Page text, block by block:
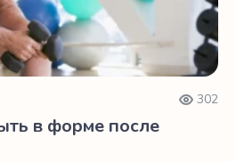
302
в форме после